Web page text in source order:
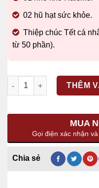
02 hũ hạt sức khỏe.
Thiệp chúc Tết cá
từ 50 phần).
Số lượng
THÊM
MUA
Gọi điện xác nhận